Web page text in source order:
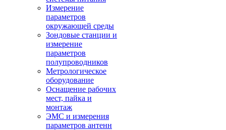
Измерение
параметров
окружающей среды
Зондовые станции и
измерение
параметров
полупроводников
Метрологическое
оборудование
Оснащение рабочих
мест, пайка и
монтаж
ЭМС и измерения
параметров антенн